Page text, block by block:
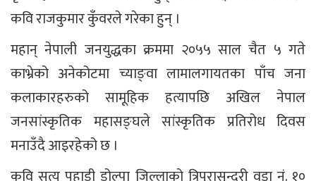
कवि राजकुमार कुँवरले गरेका हुन् ।
महान् नेपाली जनयुद्धका क्रममा २०५५ साल चैत ५ गते
काभ्रेको अनेकोटमा च्याङ्वा लामालगायतका पाँच जना
कलाकारहरुको सामूहिक हत्यापछि अखिल नेपाल
जनसांस्कृतिक महासङ्घले सांस्कृतिक प्रतिरोध दिवस
मनाउँदै आइरहेको छ ।